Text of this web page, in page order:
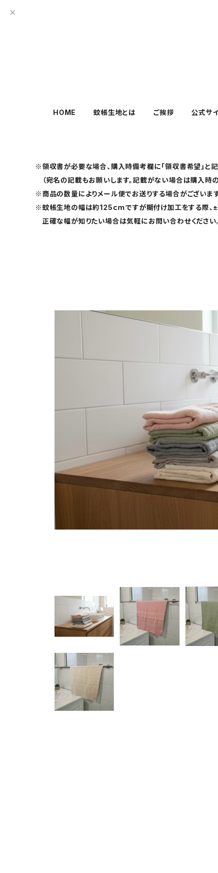
HOME 蚊帳生地とは ご挨拶 公式サ
※領収書が必要な場合、購入時備考欄に「領収書希望」と記
（宛名の記載もお願いします。記載がない場合は購入時の
※商品の数量によりメール便でお送りする場合がございま
※蚊帳生地の幅は約125ｃｍですが糊付け加工をする際、
正確な幅が知りたい場合は気軽にお問い合わせください